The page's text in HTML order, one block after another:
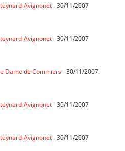
Avignonet- 30/11/2007
Avignonet- 30/11/2007
Dame de Commiers- 30/11/2007
Avignonet- 30/11/2007
Avignonet- 30/11/2007